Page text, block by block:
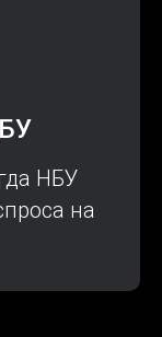
НБУ
на